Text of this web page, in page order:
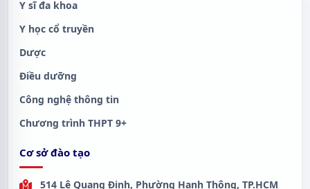
Y sĩ đa khoa
Y học cổ truyền
Dược
Điều dưỡng
Công nghệ thông tin
Chương trình THPT 9+
Cơ sở đào tạo
514 Lê Quang Định, Phường Hạnh Thông, TP.HCM